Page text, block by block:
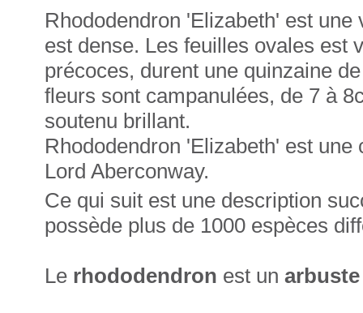
Rhododendron 'Elizabeth' est
est dense. Les feuilles ovales est
précoces, durent une quinzaine
fleurs sont campanulées, de 7 à
soutenu brillant.
Rhododendron 'Elizabeth' est
Lord Aberconway.
Ce qui suit est une description
possède plus de 1000 espèces
Le rhododendron est un